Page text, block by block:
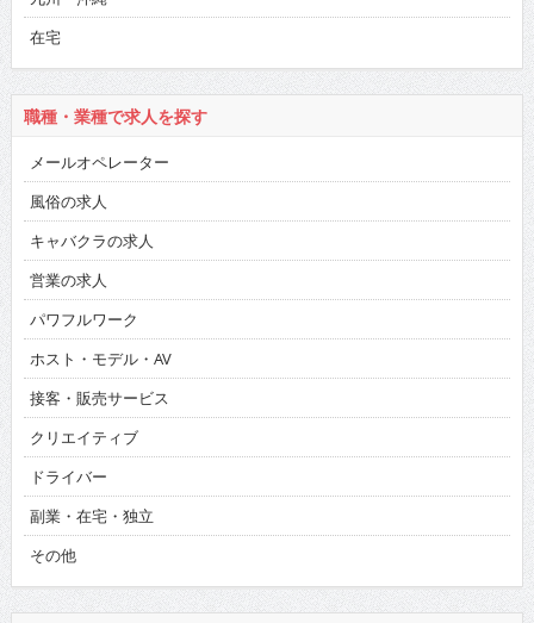
在宅
職種・業種で求人を探す
メールオペレーター
風俗の求人
キャバクラの求人
営業の求人
パワフルワーク
ホスト・モデル・AV
接客・販売サービス
クリエイティブ
ドライバー
副業・在宅・独立
その他